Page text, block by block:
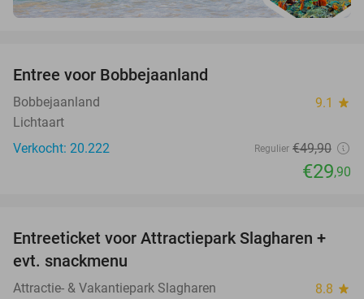
Entree voor Bobbejaanland
Bobbejaanland 9.1 star
Lichtaart
Verkocht: 20.222
Regulier €49,90
€29,90
41%
Entreeticket voor Attractiepark Slagharen +
evt. snackmenu
Attractie- & Vakantiepark Slagharen 8.8 star